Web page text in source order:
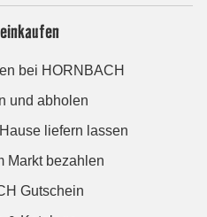
bei HORNBACH
und abholen
liefern lassen
Markt bezahlen
Gutschein